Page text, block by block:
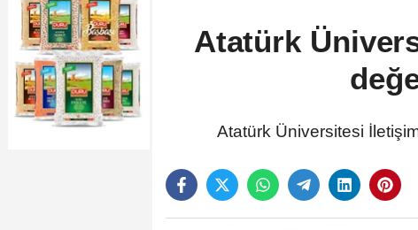
Atatürk
Atatürk Üniversitesi